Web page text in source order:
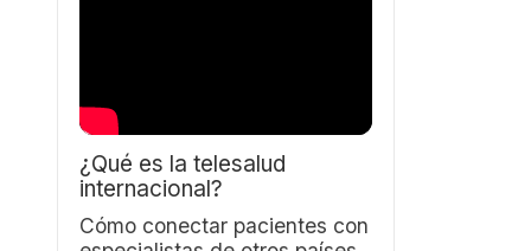
¿Qué es la telesalud
internacional?
Cómo conectar pacientes con